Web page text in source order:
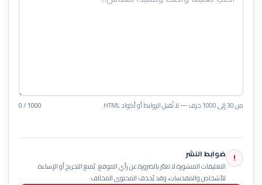
من 30 إلى 1000 حرف — لا تُقبل الروابط أو أكواد HTML. 0 / 1000
! ضوابط النشر
التعليقات المنشورة لا تعبّر بالضرورة عن رأي الموقع. يُمنع التجريح أو الإساءة
للأشخاص والمقدسات، وقد يُحذف المحتوى المخالف.